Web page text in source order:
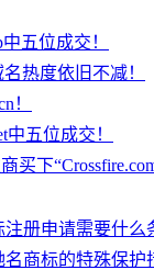
五位成交！
热度依旧不减！
！
五位成交！
下
册申请需要什么
商标的特殊保护